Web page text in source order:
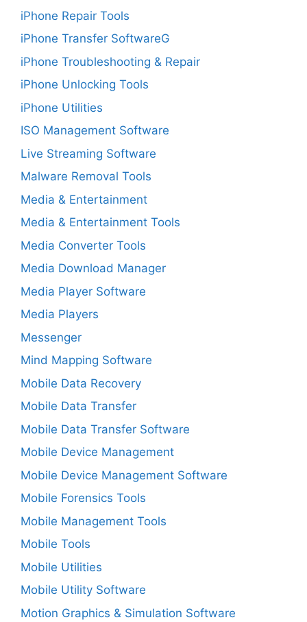
iPhone Repair Tools
iPhone Transfer SoftwareG
iPhone Troubleshooting & Repair
iPhone Unlocking Tools
iPhone Utilities
ISO Management Software
Live Streaming Software
Malware Removal Tools
Media & Entertainment
Media & Entertainment Tools
Media Converter Tools
Media Download Manager
Media Player Software
Media Players
Messenger
Mind Mapping Software
Mobile Data Recovery
Mobile Data Transfer
Mobile Data Transfer Software
Mobile Device Management
Mobile Device Management Software
Mobile Forensics Tools
Mobile Management Tools
Mobile Tools
Mobile Utilities
Mobile Utility Software
Motion Graphics & Simulation Software